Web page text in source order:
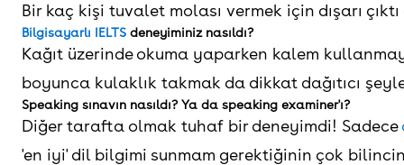
Bir kaç kişi tuvalet molası vermek için dışarı
Bilgisayarlı IELTS deneyiminiz nasıldı?
Kağıt üzerinde okuma yaparken kalem
boyunca kulaklık takmak da dikkat dağıtıcı
Speaking sınavın nasıldı? Ya da speaking examiner'ı?
Diğer tarafta olmak tuhaf bir deneyimdi! Sadece
'en iyi' dil bilgimi sunmam gerektiğinin çok